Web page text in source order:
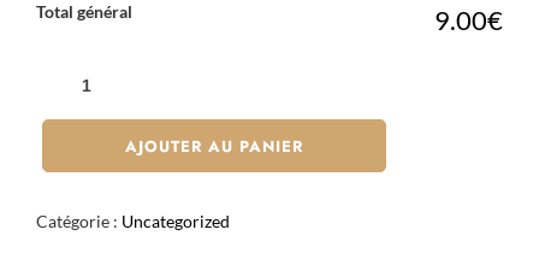
Total général 9.00€
ROLLS
AVOCAT
AJOUTER AU PANIER
Catégorie : Uncategorized